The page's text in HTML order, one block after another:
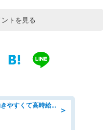
トを見る
＞
梱包・仕分け・検品/働きやすくて高時給の仕分け作業長期休暇充実/残業なし